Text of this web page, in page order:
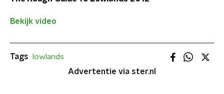
Bekijk video
Tags
lowlands
Advertentie via ster.nl